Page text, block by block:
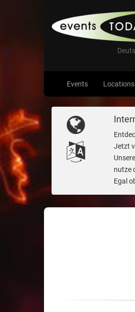
Events Locations
Jetzt
nutze
Egal